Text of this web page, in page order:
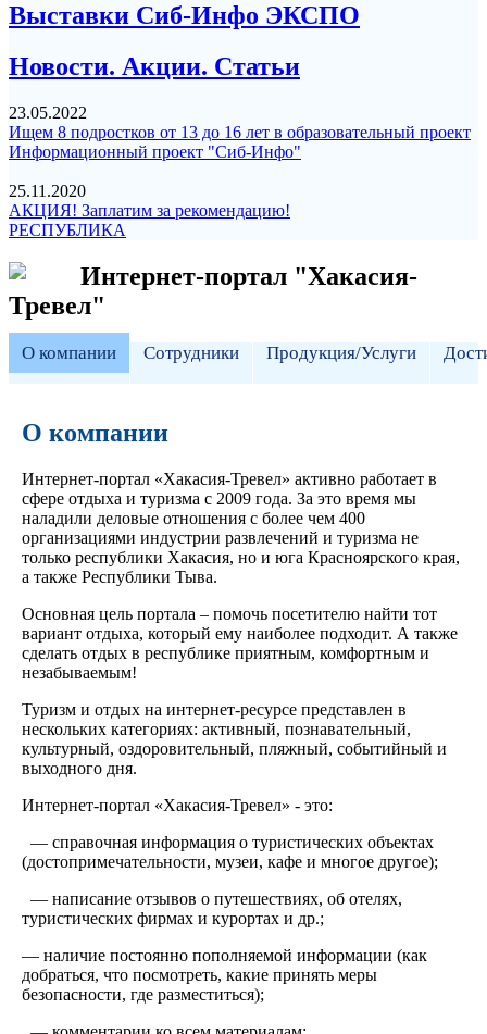
Выставки Сиб-Инфо ЭКСПО
Новости. Акции. Статьи
23.05.2022
Ищем 8 подростков от 13 до 16 лет в образовательный проект
Информационный проект "Сиб-Инфо"
25.11.2020
АКЦИЯ! Заплатим за рекомендацию!
РЕСПУБЛИКА
Интернет-портал "Хакасия-
Тревел"
О компании Сотрудники Продукция/Услуги
О компании
Интернет-портал «Хакасия-Тревел» активно работает в
сфере отдыха и туризма с 2009 года. За это время мы
наладили деловые отношения с более чем 400
организациями индустрии развлечений и туризма не
только республики Хакасия, но и юга Красноярского края,
а также Республики Тыва.
Основная цель портала – помочь посетителю найти тот
вариант отдыха, который ему наиболее подходит. А также
сделать отдых в республике приятным, комфортным и
незабываемым!
Туризм и отдых на интернет-ресурсе представлен в
нескольких категориях: активный, познавательный,
культурный, оздоровительный, пляжный, событийный и
выходного дня.
Интернет-портал «Хакасия-Тревел» - это:
— справочная информация о туристических объектах
(достопримечательности, музеи, кафе и многое другое);
— написание отзывов о путешествиях, об отелях,
туристических фирмах и курортах и др.;
— наличие постоянно пополняемой информации (как
добраться, что посмотреть, какие принять меры
безопасности, где разместиться);